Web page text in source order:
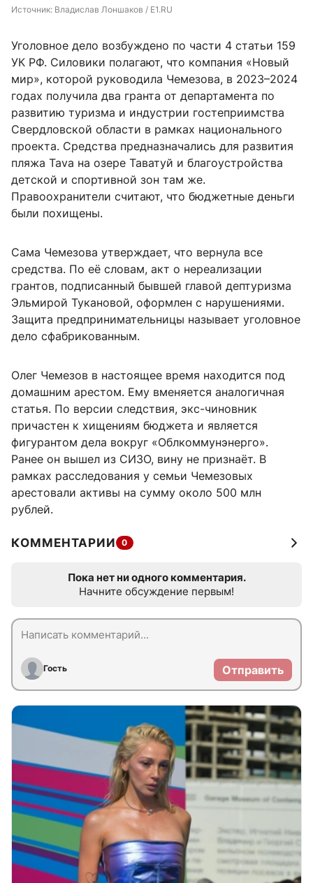
Источник: Владислав Лоншаков / E1.RU
Уголовное дело возбуждено по части 4 статьи 159
УК РФ. Силовики полагают, что компания «Новый
мир», которой руководила Чемезова, в 2023–2024
годах получила два гранта от департамента по
развитию туризма и индустрии гостеприимства
Свердловской области в рамках национального
проекта. Средства предназначались для развития
пляжа Tava на озере Таватуй и благоустройства
детской и спортивной зон там же.
Правоохранители считают, что бюджетные деньги
были похищены.
Сама Чемезова утверждает, что вернула все
средства. По её словам, акт о нереализации
грантов, подписанный бывшей главой дептуризма
Эльмирой Тукановой, оформлен с нарушениями.
Защита предпринимательницы называет уголовное
дело сфабрикованным.
Олег Чемезов в настоящее время находится под
домашним арестом. Ему вменяется аналогичная
статья. По версии следствия, экс-чиновник
причастен к хищениям бюджета и является
фигурантом дела вокруг «Облкоммунэнерго».
Ранее он вышел из СИЗО, вину не признаёт. В
рамках расследования у семьи Чемезовых
арестовали активы на сумму около 500 млн
рублей.
КОММЕНТАРИИ 0
Пока нет ни одного комментария.
Начните обсуждение первым!
Гость Отправить